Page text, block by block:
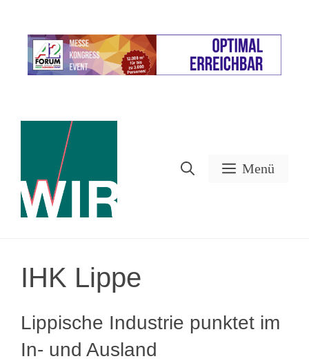
springen
Menü
IHK Lippe
Lippische Industrie punktet im
In- und Ausland